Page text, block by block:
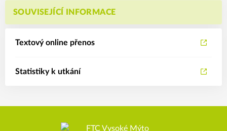
SOUVISEJÍCÍ INFORMACE
Textový online přenos
Statistiky k utkání